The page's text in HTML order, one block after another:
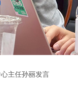
主任孙丽发言